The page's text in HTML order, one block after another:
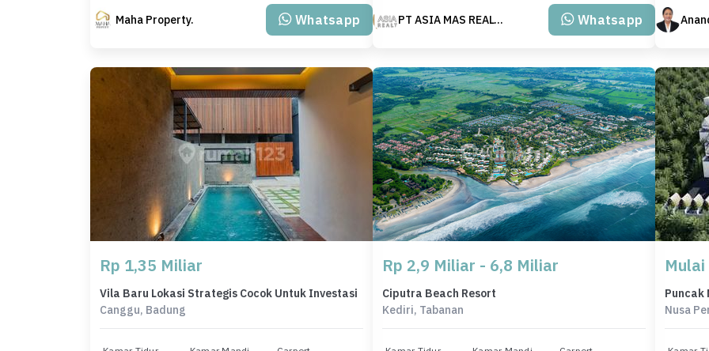
Maha Property. Whatsapp PT ASIA MAS REALTY Whatsapp
Rp 1,35 Miliar
Vila Baru Lokasi Strategis Cocok Untuk Investasi
Canggu, Badung
Rp 2,9 Miliar - 6,8 Miliar
Ciputra Beach Resort
Kediri, Tabanan
Puncak
Nusa